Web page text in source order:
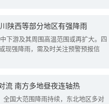
陕西等部分地区有强降雨
下游及其周围高温范围或再扩大。四
现强降雨，需及时关注预警预报信
流 南方多地昼夜连轴热
全国大范围降雨持续，东北地区多对